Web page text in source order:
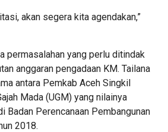
akan segera kita agendakan,”
permasalahan yang perlu ditindak
anggaran pengadaan KM. Tailana
antara Pemkab Aceh Singkil
Mada (UGM) yang nilainya
Badan Perencanaan Pembangunan
2018.